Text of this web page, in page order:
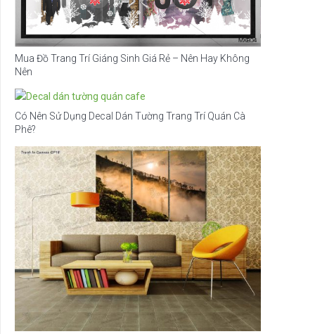
Mua Đồ Trang Trí Giáng Sinh Giá Rẻ – Nên Hay Không
Nên
Có Nên Sử Dụng Decal Dán Tường Trang Trí Quán Cà
Phê?